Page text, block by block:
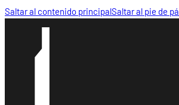
Saltar al contenido principalSaltar al pie de